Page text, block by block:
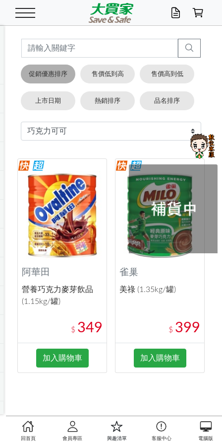
米/五穀/濃湯 米/糙米
五穀/南北貨
湯類/湯塊
油/調味料
食用油
醬油.油膏.蠔油
咖哩/沾拌醬/抹醬
泡麵 / 麵條
包麵
碗麵/義大利麵
麵條/快煮麵/米粉
魚罐
醬菜/玉米罐
肉鬆/肉醬罐
點心罐
休閒零嘴 初一十五拜拜懶
零嘴
堅果/海苔
美味餅乾
餅乾
糕餅/點心
節日限定伴手禮
糖果/巧克力
糖果/蜜餞/果凍
巧克力
茶飲料
果汁咖啡
碳酸/礦泉水
保久乳/豆米漿
機能飲料
箱購飲料
養生保健/常備品 雞精/飲品
機能保健
常備/醫材/口罩
▶保健品牌推薦
奶粉/穀麥片
奶粉
麥片/玉米片
沖調穀粉/隨手包
特色茶品
綠茶
紅茶
奶茶/花草茶
烏龍/普洱茶/其他
黑糖桂圓/蜂蜜醋
即溶咖啡
咖啡豆/粉/濾掛
可可/糖/奶精
沐浴乳香皂 沐浴乳
香皂/洗手乳
美髮造型
洗髮/護髮
造型髮品
口腔清潔
牙 刷
牙膏/漱口水
潔顏產品
卸妝/粉刺調理
開架/身體保養
臉部保養
面/眼膜
開架彩妝/防曬
鍋具/飲水/廚房 鍋具/餐具
保鮮/微波
掃除用具/照明/五金
掃除/清潔用具
洗衣/曬衣用具
電池/延長線
燈泡/檯燈/照明
修繕/五金/祭祀
傢飾/收納/衛浴
寢具/家具
收納用品
衛浴/毛巾
地墊/家飾品
寵物食品
寵物清潔/百貨
衛生紙/濕巾 抽取衛生紙/濕巾
廚房紙巾/平版/
箱購免運區
日用活動區
衣物清潔
洗衣精
洗衣粉/皂
漂白水/柔軟精
箱購免運區
居家清潔
廚房/餐具清潔
浴廁/水管清潔
居家清潔/除濕芳
衛生棉
成人/嬰兒紙尿褲
箱購免運區
嬰兒尿布
成人紙尿褲
廚房家電 料理鍋具
烤箱/微波/電磁爐
快煮壺/烘碗機
咖啡機/果汁調理
季節家電
除濕/清淨機
風扇/防蚊家電
生活家電
除塵家電
美容家電
電腦周邊
數位週邊
手機/平板周邊
文具/辦公用品 文具用品
辦公文具/收納
玩具/擺設小物
汽機車百貨
機車/腳踏車百貨
汽車百貨
休閒/運動
戶外/休閒用品
健身/按摩/瑜珈
測量/護具/其他
服飾內著
配件
男/女/機能包
戶外/室內鞋
冷凍免運 生鮮食品
調理食品
箱購免運
食品免運
清潔用品免運
居家/汽百用品
主題專區
季節活動
店長推薦
這夏不怕熱
綠意露營生活
促銷優惠排序 售價低到高 售價高到低
上市日期 熱銷排序 品名排序
阿華田
營養巧克力麥芽飲品
(1.15kg/罐)
$ 349
加入購物車
雀巢
美祿 (1.35kg/罐)
$ 399
加入購物車
回首頁 會員專區 興趣清單 客服中心 電腦版